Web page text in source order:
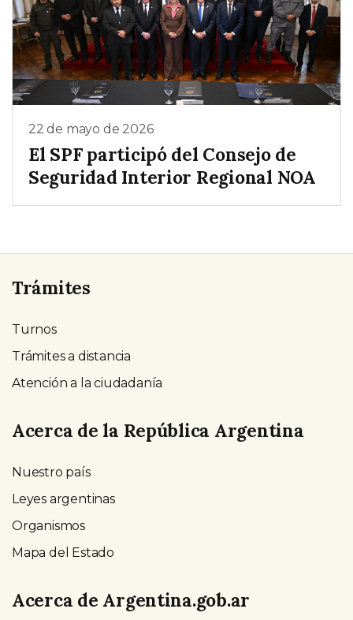
22 de mayo de 2026
El SPF participó del Consejo de
Seguridad Interior Regional NOA
Trámites
Turnos
Trámites a distancia
Atención a la ciudadanía
Acerca de la República Argentina
Nuestro país
Leyes argentinas
Organismos
Mapa del Estado
Acerca de Argentina.gob.ar